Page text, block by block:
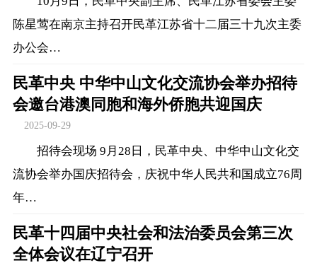
陈星莺在南京主持召开民革江苏省十二届三十九次主委
办公会…
民革中央 中华中山文化交流协会举办招待
会邀台港澳同胞和海外侨胞共迎国庆
2025-09-29
招待会现场 9月28日，民革中央、中华中山文化交
流协会举办国庆招待会，庆祝中华人民共和国成立76周
年…
民革十四届中央社会和法治委员会第三次
全体会议在辽宁召开